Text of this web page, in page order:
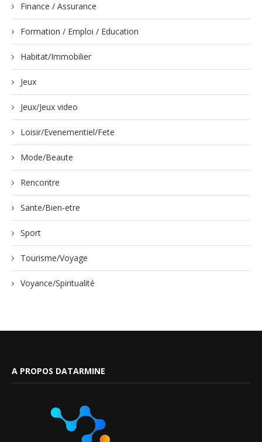
Finance / Assurance
Formation / Emploi / Education
Habitat/Immobilier
Jeux
Jeux/Jeux video
Loisir/Evenementiel/Fete
Mode/Beaute
Rencontre
Sante/Bien-etre
Sport
Tourisme/Voyage
Voyance/Spiritualité
A PROPOS DATARMINE